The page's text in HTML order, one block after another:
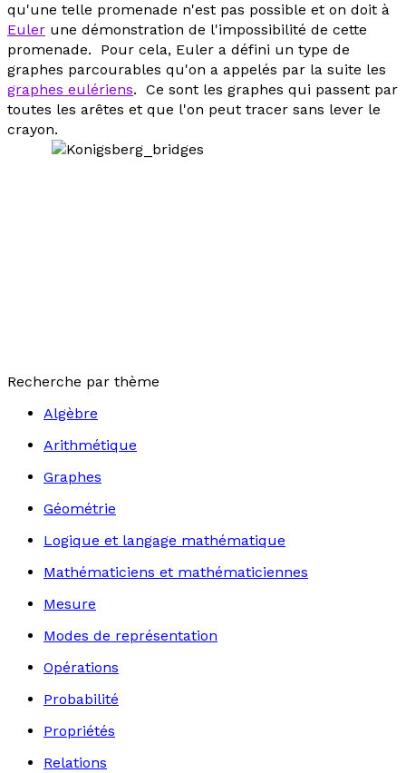
qu'une telle promenade n'est pas possible et on doit à
Euler une démonstration de l'impossibilité de cette
promenade. Pour cela, Euler a défini un type de
graphes parcourables qu'on a appelés par la suite les
graphes eulériens. Ce sont les graphes qui passent par
toutes les arêtes et que l'on peut tracer sans lever le
crayon.
Recherche par thème
Algèbre
Arithmétique
Graphes
Géométrie
Logique et langage mathématique
Mathématiciens et mathématiciennes
Mesure
Modes de représentation
Opérations
Probabilité
Propriétés
Relations